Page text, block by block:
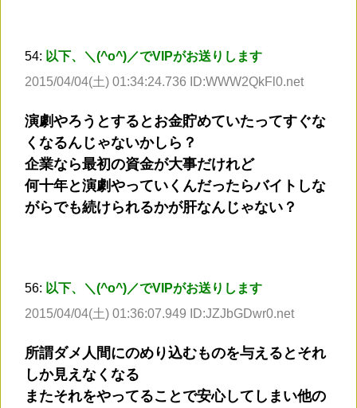
54: 以下、＼(^o^)／でVIPがお送りします
2015/04/04(土) 01:34:24.736 ID:WWW2QkFl0.net
演劇やろうとするとお金貯めていたってすぐな
くなるんじゃないかしら？
企業なら最初の資金が大事だけれど
何十年と演劇やっていくんだったらバイトしな
がらでも続けられるかが肝なんじゃない？
56: 以下、＼(^o^)／でVIPがお送りします
2015/04/04(土) 01:36:07.949 ID:JZJbGDwr0.net
所謂ダメ人間にのめり込むものを与えるとそれ
しか見えなくなる
またそれをやってることで安心してしまい他の